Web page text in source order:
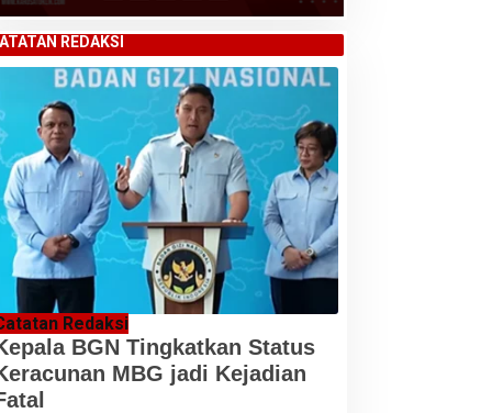
REDAKSI
Redaksi
BGN Tingkatkan Status
MBG jadi Kejadian